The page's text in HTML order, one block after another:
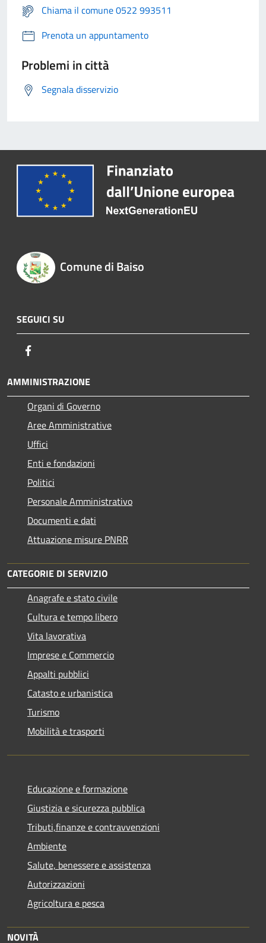
Chiama il comune 0522 993511
Prenota un appuntamento
Problemi in città
Segnala disservizio
Comune di Baiso
SEGUICI SU
AMMINISTRAZIONE
Organi di Governo
Aree Amministrative
Uffici
Enti e fondazioni
Politici
Personale Amministrativo
Documenti e dati
Attuazione misure PNRR
CATEGORIE DI SERVIZIO
Anagrafe e stato civile
Cultura e tempo libero
Vita lavorativa
Imprese e Commercio
Appalti pubblici
Catasto e urbanistica
Turismo
Mobilità e trasporti
Educazione e formazione
Giustizia e sicurezza pubblica
Tributi,finanze e contravvenzioni
Ambiente
Salute, benessere e assistenza
Autorizzazioni
Agricoltura e pesca
NOVITÀ